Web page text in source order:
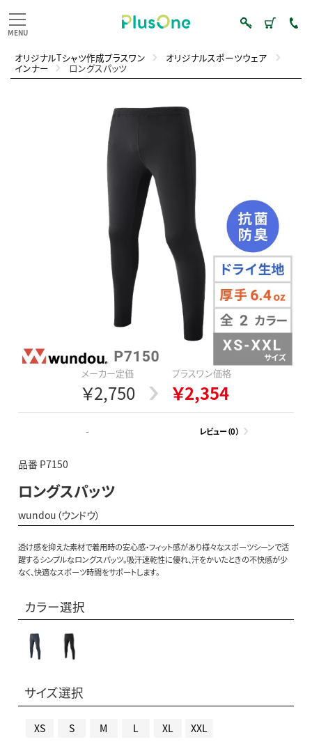
オリジナルTシャツ作成プラスワン オリジナルスポーツウェア
インナー ロングスパッツ
メーカー定価
￥2,750
プラスワン価格
￥2,354
- レビュー（0）
品番 P7150
ロングスパッツ
wundou（ウンドウ）
透け感を抑えた素材で着用時の安心感・フィット感があり様々なスポーツシーンで活
躍するシンプルなロングスパッツ。吸汗速乾性に優れ、汗をかいたときの不快感が少
なく、快適なスポーツ時間をサポートします。
カラー選択
サイズ選択
XS S M L XL XXL